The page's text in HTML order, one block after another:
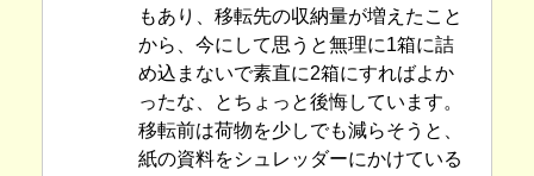
もあり、移転先の収納量が増えたこと
から、今にして思うと無理に1箱に詰
め込まないで素直に2箱にすればよか
ったな、とちょっと後悔しています。
移転前は荷物を少しでも減らそうと、
紙の資料をシュレッダーにかけている